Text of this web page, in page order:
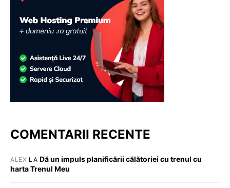
COMENTARII RECENTE
ALEX LA Dă un impuls planificării călătoriei cu trenul cu
harta Trenul Meu